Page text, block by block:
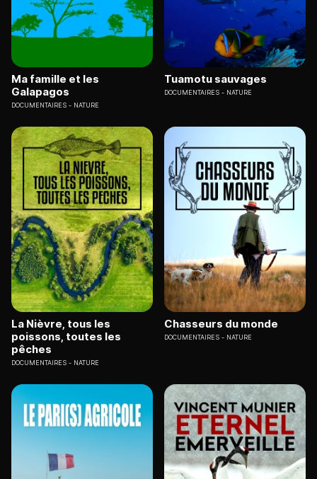
Ma famille et les
Galapagos
DOCUMENTAIRES NATURE
Tuamotu sauvages
DOCUMENTAIRES NATURE
La Nièvre, tous les
poissons, toutes les
pêches
DOCUMENTAIRES NATURE
Chasseurs du monde
DOCUMENTAIRES NATURE